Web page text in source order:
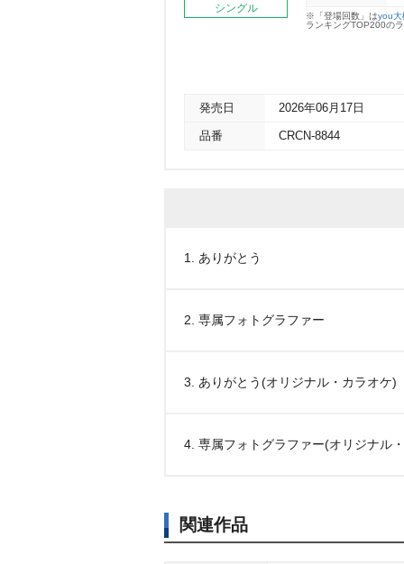
シングル
※「登場回数」はyou大
ランキングTOP200の
発売日 2026年06月17日
品番 CRCN-8844
1. ありがとう
2. 専属フォトグラファー
3. ありがとう(オリジナル・カラオケ)
4. 専属フォトグラファー(オリジナル
関連作品